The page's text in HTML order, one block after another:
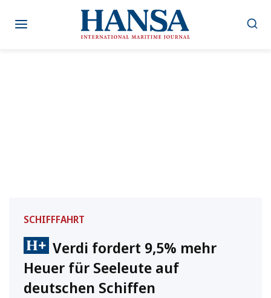
Inhalt
SCHIFFFAHRT
Verdi fordert 9,5% mehr
Heuer für Seeleute auf
deutschen Schiffen